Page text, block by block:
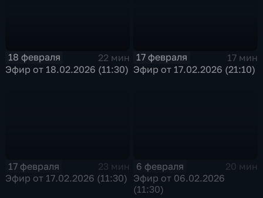
18 февраля
22 мин
Эфир от 18.02.2026 (11:30)
17 февраля
17 мин
Эфир от 17.02.2026 (21:10)
17 февраля
23 мин
Эфир от 17.02.2026 (11:30)
6 февраля
20 мин
Эфир от 06.02.2026
(11:30)